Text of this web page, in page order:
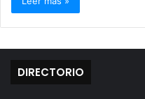
DIRECTORIO